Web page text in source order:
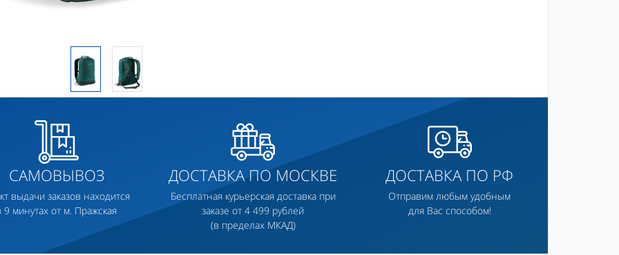
САМОВЫВОЗ
выдачи заказов находится
9 минутах от м. Пражская
ДОСТАВКА ПО МОСКВЕ
Бесплатная курьерская доставка при
заказе от 4 499 рублей
(в пределах МКАД)
ДОСТАВКА ПО РФ
Отправим любым удобным
для Вас способом!